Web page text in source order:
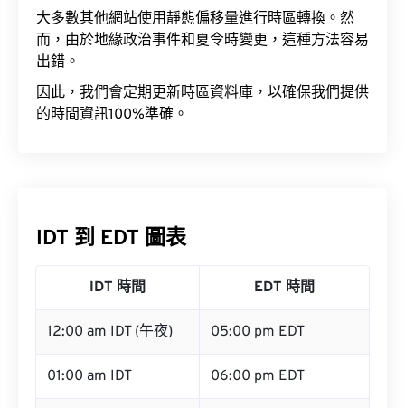
大多數其他網站使用靜態偏移量進行時區轉換。然
而，由於地緣政治事件和夏令時變更，這種方法容易
出錯。
因此，我們會定期更新時區資料庫，以確保我們提供
的時間資訊100%準確。
IDT 到 EDT 圖表
IDT 時間 EDT 時間
12:00 am IDT (午夜) 05:00 pm EDT
01:00 am IDT 06:00 pm EDT